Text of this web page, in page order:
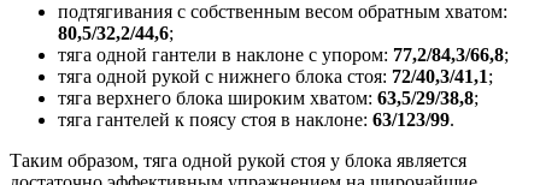
подтягивания с собственным весом обратным хватом:
80,5/32,2/44,6;
тяга одной гантели в наклоне с упором: 77,2/84,3/66,8;
тяга одной рукой с нижнего блока стоя: 72/40,3/41,1;
тяга верхнего блока широким хватом: 63,5/29/38,8;
тяга гантелей к поясу стоя в наклоне: 63/123/99.
Таким образом, тяга одной рукой стоя у блока является